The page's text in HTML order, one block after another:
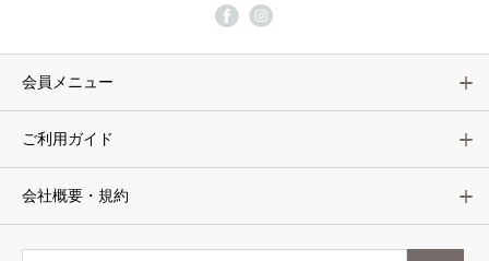
会員メニュー
ご利用ガイド
会社概要・規約